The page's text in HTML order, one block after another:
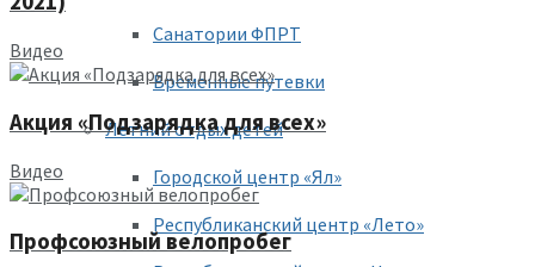
Санатории ФПРТ
Временные путевки
Летний отдых детей
Городской центр «Ял»
Республиканский центр «Лето»
Видео
Акция «Подзарядка для всех»
Видео
Профсоюзный велопробег